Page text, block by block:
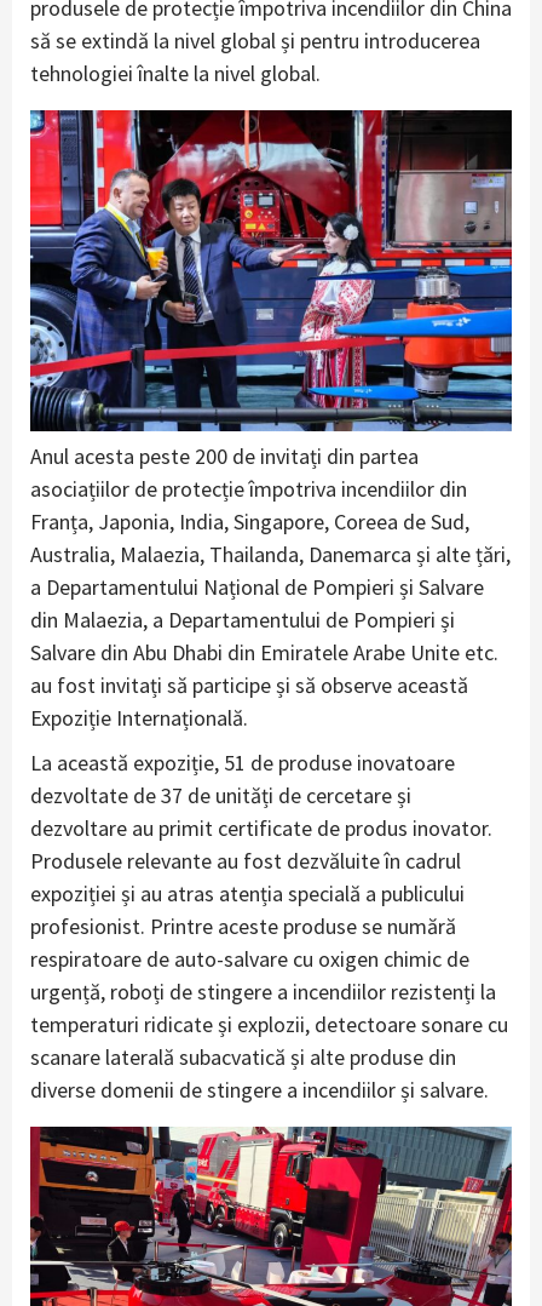
produsele de protecție împotriva incendiilor din China
să se extindă la nivel global și pentru introducerea
tehnologiei înalte la nivel global.
Anul acesta peste 200 de invitați din partea
asociațiilor de protecție împotriva incendiilor din
Franța, Japonia, India, Singapore, Coreea de Sud,
Australia, Malaezia, Thailanda, Danemarca și alte țări,
a Departamentului Național de Pompieri și Salvare
din Malaezia, a Departamentului de Pompieri și
Salvare din Abu Dhabi din Emiratele Arabe Unite etc.
au fost invitați să participe și să observe această
Expoziție Internațională.
La această expoziție, 51 de produse inovatoare
dezvoltate de 37 de unități de cercetare și
dezvoltare au primit certificate de produs inovator.
Produsele relevante au fost dezvăluite în cadrul
expoziției și au atras atenția specială a publicului
profesionist. Printre aceste produse se numără
respiratoare de auto-salvare cu oxigen chimic de
urgență, roboți de stingere a incendiilor rezistenți la
temperaturi ridicate și explozii, detectoare sonare cu
scanare laterală subacvatică și alte produse din
diverse domenii de stingere a incendiilor și salvare.